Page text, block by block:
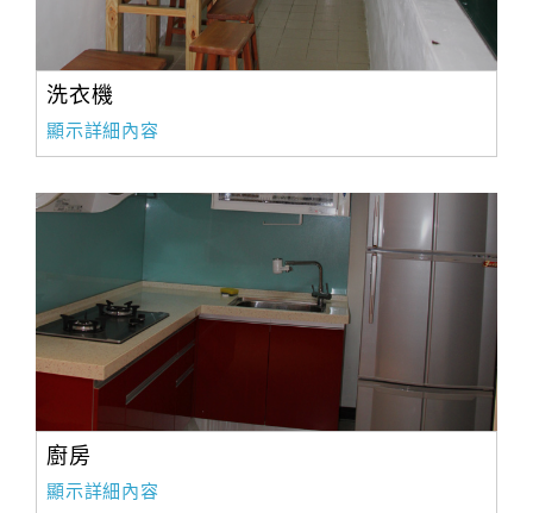
請
款
收
據
提
案
合
洗衣機
顯示詳細內容
廚房
顯示詳細內容